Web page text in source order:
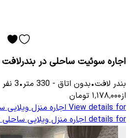
اجاره سوئیت ساحلی در
بندر لافت•بدون اتاق -
330 متر•
3 نفر
از۱٬۱۷۸٬۰۰۰ تومان
View details for اجاره منزل ویلایی
details for اجاره منزل ویلایی ساحلی